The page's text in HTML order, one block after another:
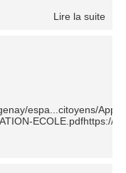
Lire la suite
espa...citoyens/
ECOLE.pdfhttps://